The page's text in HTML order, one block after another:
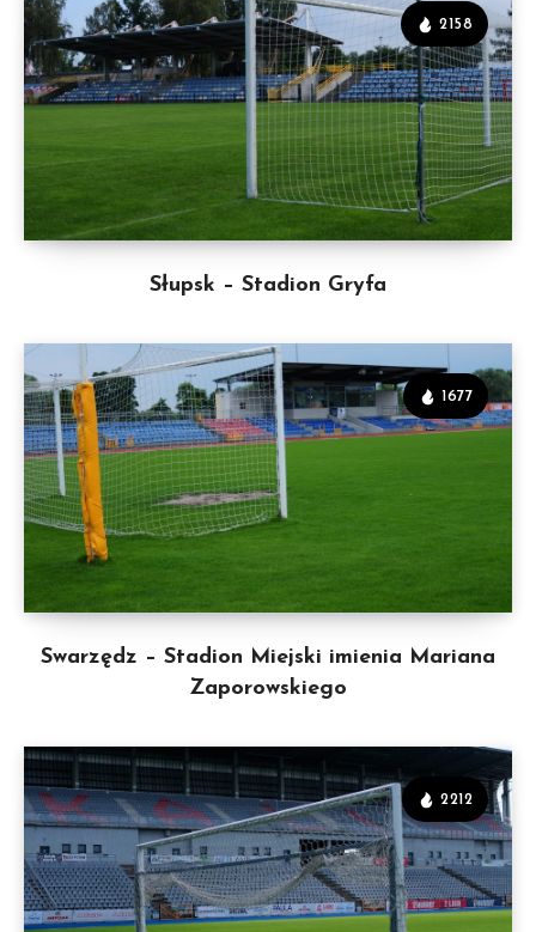
Słupsk – Stadion Gryfa
2158
Swarzędz – Stadion Miejski imienia Mariana
Zaporowskiego
1677
2212